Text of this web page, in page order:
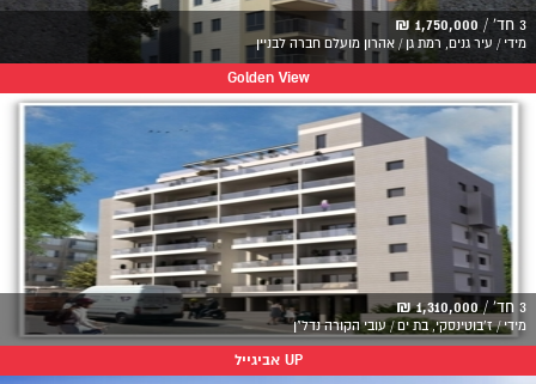
3 חד' / 1,750,000 ₪
מידי / עיר גנים, רמת גן / אהרון מועלם חברה לבניין
Golden View
3 חד' / 1,310,000 ₪
מידי / ז'בוטינסקי, בת ים / עובי הקורה נדל"ן
UP אביגייל